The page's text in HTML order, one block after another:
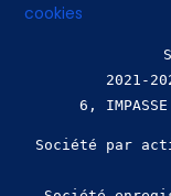
cookies
2021-
Société par